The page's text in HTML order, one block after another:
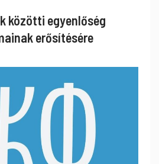
közötti egyenlőség
erősítésére